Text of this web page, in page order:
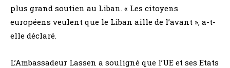
plus grand soutien au Liban. « Les citoyens
européens veulent que le Liban aille de l’avant », a-t-
elle déclaré.
L’Ambassadeur Lassen a souligné que l’UE et ses Etats